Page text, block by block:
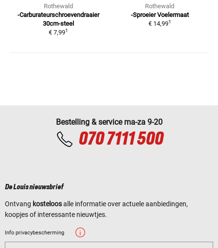
Rothewald
-Carburateurschroevendraaier
30cm-steel
€ 7,991
Rothewald
-Sproeier Voelermaat
€ 14,991
Bestelling & service ma-za 9-20
070 7111 500
De Louis nieuwsbrief
Ontvang kosteloosalle informatie over actuele aanbiedingen,
koopjes of interessante nieuwtjes.
Info privacybescherming